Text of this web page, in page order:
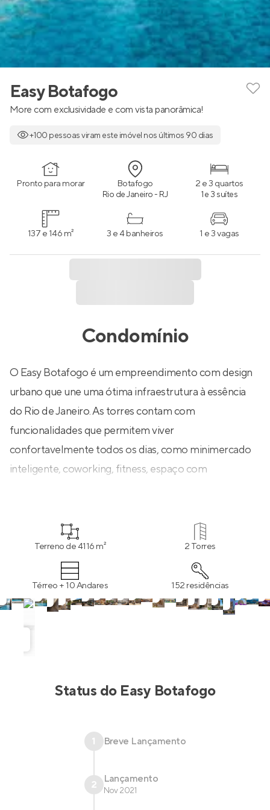
Easy Botafogo
More com exclusividade e com vista panorâmica!
+100 pessoas viram este imóvel nos últimos 90 dias
Pronto para morar Botafogo
Rio de Janeiro - RJ
2 e 3 quartos
1 e 3 suítes
137 e 146 m² 3 e 4 banheiros 1 e 3 vagas
Condomínio
O Easy Botafogo é um empreendimento com design
urbano que une uma ótima infraestrutura à essência
do Rio de Janeiro. As torres contam com
funcionalidades que permitem viver
confortavelmente todos os dias, como minimercado
inteligente, coworking, fitness, espaço com
m, pool bar, salão de jogos, brinquedoteca, salão de
festas e mais!
Terreno de 4116 m² 2 Torres
Térreo + 10 Andares 152 residências
Status do Easy Botafogo
1 Breve Lançamento
2 Lançamento
Nov 2021